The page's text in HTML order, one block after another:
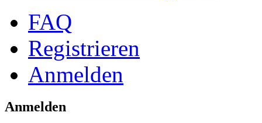
FAQ
Registrieren
Anmelden
Anmelden